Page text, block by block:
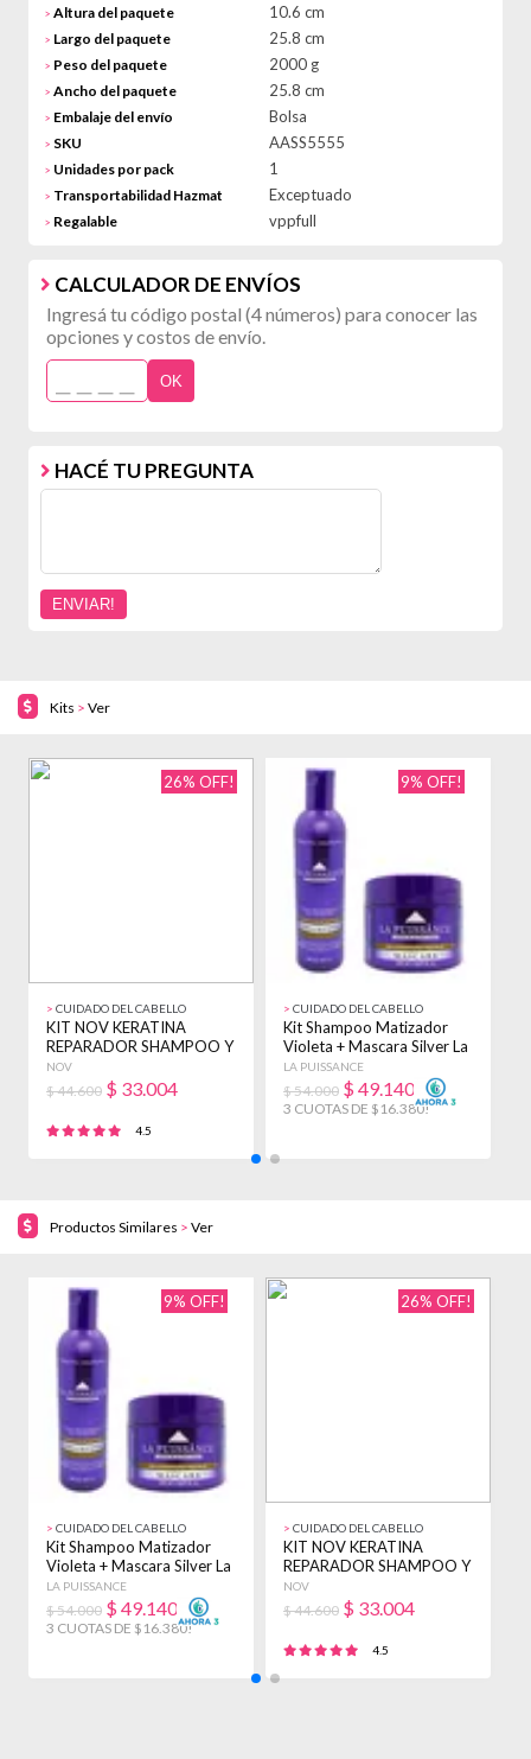
> Altura del paquete 10.6 cm
> Largo del paquete 25.8 cm
> Peso del paquete 2000 g
> Ancho del paquete 25.8 cm
> Embalaje del envío Bolsa
> SKU AASS5555
> Unidades por pack 1
> Transportabilidad Hazmat Exceptuado
> Regalable vppfull
CALCULADOR DE ENVÍOS
Ingresá tu código postal (4 números) para conocer las
opciones y costos de envío.
OK
HACÉ TU PREGUNTA
Kits > Ver
26% OFF!
> CUIDADO DEL CABELLO
KIT NOV KERATINA
REPARADOR SHAMPOO Y
ENJUAGUE 3900ML +
BAÑO
NOV
$ 44.600 $ 33.004
4.5
9% OFF!
> CUIDADO DEL CABELLO
Kit Shampoo Matizador
Violeta + Mascara Silver La
Puissance
LA PUISSANCE
$ 54.000 $ 49.140
3 CUOTAS DE $16.380!
Productos Similares > Ver
9% OFF!
> CUIDADO DEL CABELLO
Kit Shampoo Matizador
Violeta + Mascara Silver La
Puissance
LA PUISSANCE
$ 54.000 $ 49.140
3 CUOTAS DE $16.380!
26% OFF!
> CUIDADO DEL CABELLO
KIT NOV KERATINA
REPARADOR SHAMPOO Y
ENJUAGUE 3900ML +
BAÑO
NOV
$ 44.600 $ 33.004
4.5